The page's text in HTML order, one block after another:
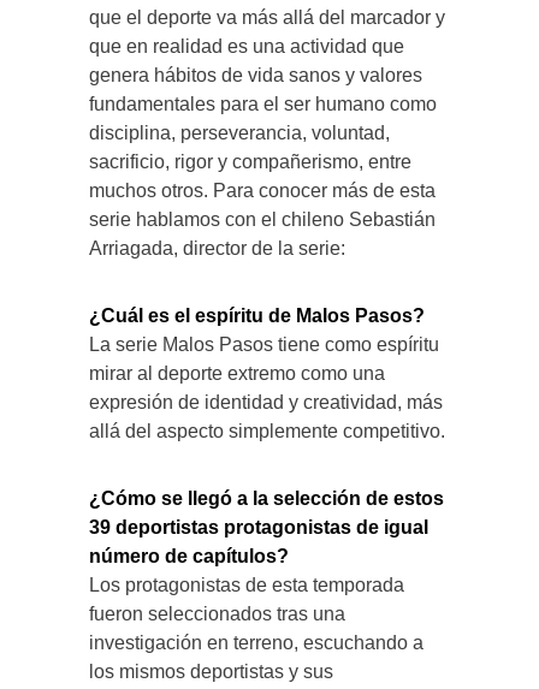
que el deporte va más allá del marcador y
que en realidad es una actividad que
genera hábitos de vida sanos y valores
fundamentales para el ser humano como
disciplina, perseverancia, voluntad,
sacrificio, rigor y compañerismo, entre
muchos otros. Para conocer más de esta
serie hablamos con el chileno Sebastián
Arriagada, director de la serie:
¿Cuál es el espíritu de Malos Pasos?
La serie Malos Pasos tiene como espíritu
mirar al deporte extremo como una
expresión de identidad y creatividad, más
allá del aspecto simplemente competitivo.
¿Cómo se llegó a la selección de estos
39 deportistas protagonistas de igual
número de capítulos?
Los protagonistas de esta temporada
fueron seleccionados tras una
investigación en terreno, escuchando a
los mismos deportistas y sus